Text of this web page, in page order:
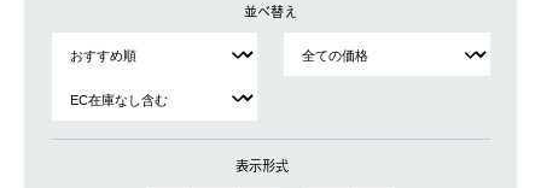
並べ替え
表示形式